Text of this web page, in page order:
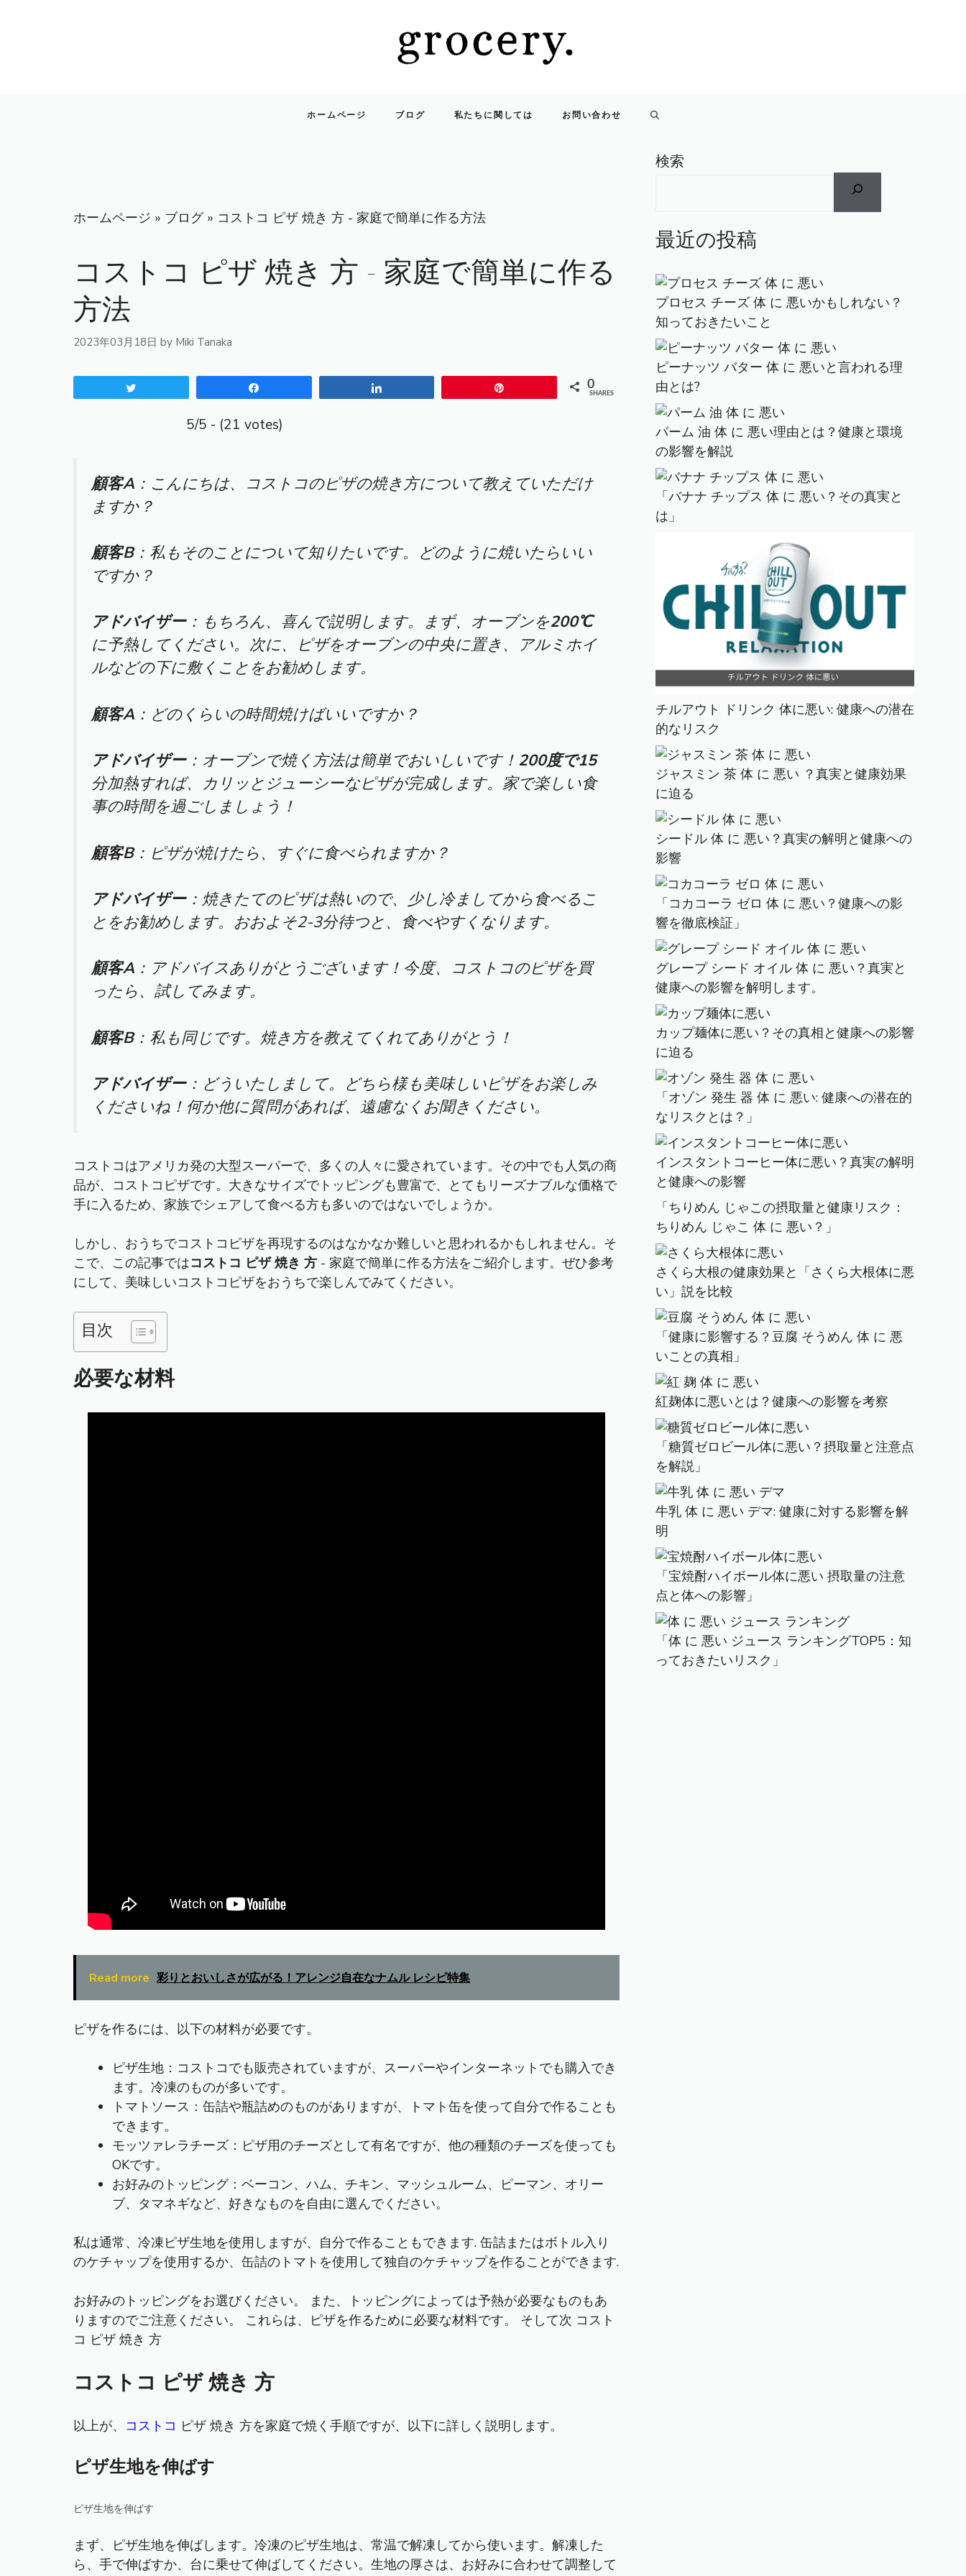
ホームページ ブログ 私たちに関しては お問い合わせ
ホームページ » ブログ» コストコ ピザ 焼き 方 - 家庭で簡単に作る方法
コストコ ピザ 焼き 方 - 家庭で簡単に作る
方法
2023年03月18日 by Miki Tanaka
0
SHARES
5/5 - (21 votes)
顧客A ：こんにちは、コストコのピザの焼き方について教えていただけ
ますか？
顧客B：私もそのことについて知りたいです。どのように焼いたらいい
ですか？
アドバイザー：もちろん、喜んで説明します。まず、オーブンを200℃
に予熱してください。次に、ピザをオーブンの中央に置き、アルミホイ
ルなどの下に敷くことをお勧めします。
顧客A ：どのくらいの時間焼けばいいですか？
アドバイザー：オーブンで焼く方法は簡単でおいしいです！ 200度で15
分加熱すれば、カリッとジューシーなピザが完成します。家で楽しい食
事の時間を過ごしましょう！
顧客B：ピザが焼けたら、すぐに食べられますか？
アドバイザー：焼きたてのピザは熱いので、少し冷ましてから食べるこ
とをお勧めします。おおよそ2-3分待つと、食べやすくなります。
顧客A ：アドバイスありがとうございます！今度、コストコのピザを買
ったら、試してみます。
顧客B：私も同じです。焼き方を教えてくれてありがとう！
アドバイザー：どういたしまして。どちら様も美味しいピザをお楽しみ
くださいね！何か他に質問があれば、遠慮なくお聞きください。
コストコはアメリカ発の大型スーパーで、多くの人々に愛されています。その中でも人気の商
品が、コストコピザです。大きなサイズでトッピングも豊富で、とてもリーズナブルな価格で
手に入るため、家族でシェアして食べる方も多いのではないでしょうか。
しかし、おうちでコストコピザを再現するのはなかなか難しいと思われるかもしれません。そ
こで、この記事ではコストコ ピザ 焼き 方 - 家庭で簡単に作る方法をご紹介します。ぜひ参考
にして、美味しいコストコピザをおうちで楽しんでみてください。
目次
必要な材料
Read more 彩りとおいしさが広がる！アレンジ自在なナムル レシピ特集
ピザを作るには、以下の材料が必要です。
ピザ生地：コストコでも販売されていますが、スーパーやインターネットでも購入でき
ます。冷凍のものが多いです。
トマトソース：缶詰や瓶詰めのものがありますが、トマト缶を使って自分で作ることも
できます。
モッツァレラチーズ：ピザ用のチーズとして有名ですが、他の種類のチーズを使っても
OKです。
お好みのトッピング：ベーコン、ハム、チキン、マッシュルーム、ピーマン、オリー
ブ、タマネギなど、好きなものを自由に選んでください。
私は通常、冷凍ピザ生地を使用しますが、自分で作ることもできます. 缶詰またはボトル入り
のケチャップを使用するか、缶詰のトマトを使用して独自のケチャップを作ることができます.
お好みのトッピングをお選びください。 また、トッピングによっては予熱が必要なものもあ
りますのでご注意ください。 これらは、ピザを作るために必要な材料です。 そして次 コスト
コ ピザ 焼き 方
コストコ ピザ 焼き 方
以上が、 コストコ ピザ 焼き 方を家庭で焼く手順ですが、以下に詳しく説明します。
ピザ生地を伸ばす
ピザ生地を伸ばす
まず、ピザ生地を伸ばします。冷凍のピザ生地は、常温で解凍してから使います。解凍した
ら、手で伸ばすか、台に乗せて伸ばしてください。生地の厚さは、お好みに合わせて調整して
検索
最近の投稿
プロセス チーズ 体 に 悪いかもしれない？
知っておきたいこと
ピーナッツ バター 体 に 悪いと言われる理
由とは?
パーム 油 体 に 悪い理由とは？健康と環境
の影響を解説
「バナナ チップス 体 に 悪い？その真実と
は」
チルアウト ドリンク 体に悪い: 健康への潜在
的なリスク
ジャスミン 茶 体 に 悪い ？真実と健康効果
に迫る
シードル 体 に 悪い？真実の解明と健康への
影響
「コカコーラ ゼロ 体 に 悪い？健康への影
響を徹底検証」
グレープ シード オイル 体 に 悪い？真実と
健康への影響を解明します。
カップ麺体に悪い？その真相と健康への影響
に迫る
「オゾン 発生 器 体 に 悪い: 健康への潜在的
なリスクとは？」
インスタントコーヒー体に悪い？真実の解明
と健康への影響
「ちりめん じゃこの摂取量と健康リスク：
ちりめん じゃこ 体 に 悪い？」
さくら大根の健康効果と「さくら大根体に悪
い」説を比較
「健康に影響する？豆腐 そうめん 体 に 悪
いことの真相」
紅麹体に悪いとは？健康への影響を考察
「糖質ゼロビール体に悪い？摂取量と注意点
を解説」
牛乳 体 に 悪い デマ: 健康に対する影響を解
明
「宝焼酎ハイボール体に悪い 摂取量の注意
点と体への影響」
「体 に 悪い ジュース ランキングTOP5：知
っておきたいリスク」